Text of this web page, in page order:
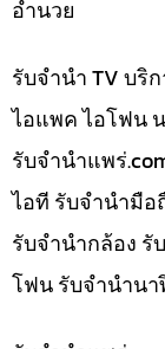
อำนวย
รับจำนำ TV บริ
ไอแพค ไอโฟน
รับจํานําแพร่
ไอที รับจำนำมื
รับจำนำกล้อง
โฟน รับจำนำนา